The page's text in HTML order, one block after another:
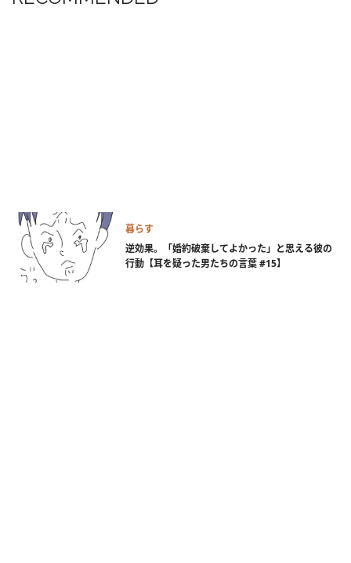
暮らす
逆効果。「婚約破棄してよかった」と思える彼の
行動【耳を疑った男たちの言葉 #15】